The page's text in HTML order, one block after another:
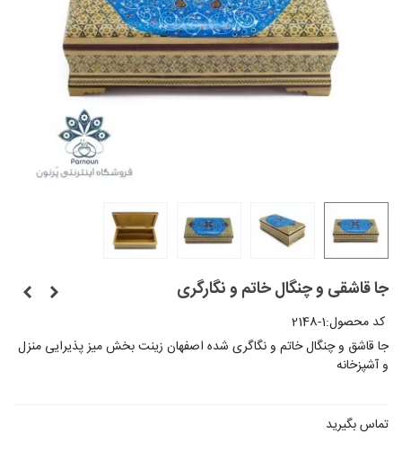
جا قاشقی و چنگال خاتم و نگارگری
کد محصول:2148-1
جا قاشق و چنگال خاتم و نگاگری شده اصفهان زینت بخش میز پذیرایی منزل
و آشپزخانه
تماس بگیرید